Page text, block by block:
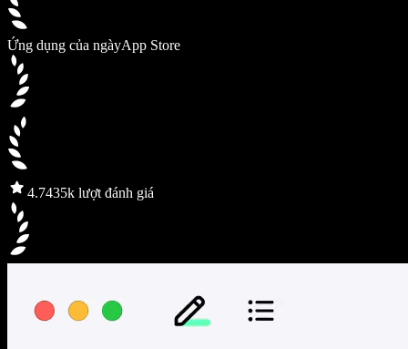
Ứng dụng của ngàyApp Store
4.7435k lượt đánh giá